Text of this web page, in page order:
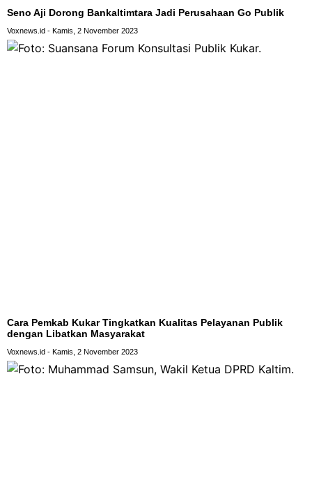
Seno Aji Dorong Bankaltimtara Jadi Perusahaan Go Publik
Voxnews.id Kamis, 2 November 2023
Cara Pemkab Kukar Tingkatkan Kualitas Pelayanan Publik
dengan Libatkan Masyarakat
Voxnews.id Kamis, 2 November 2023